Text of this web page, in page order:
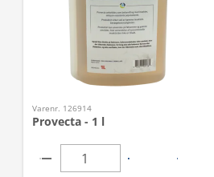
Varenr. 126914
Provecta - 1 l